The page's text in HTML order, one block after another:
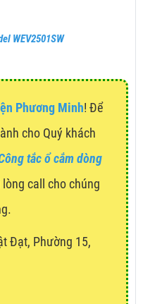
WEV2501SW
Phương Minh! Để
cho Quý khách
tắc ổ cắm dòng
call cho chúng
Đạt, Phường 15,